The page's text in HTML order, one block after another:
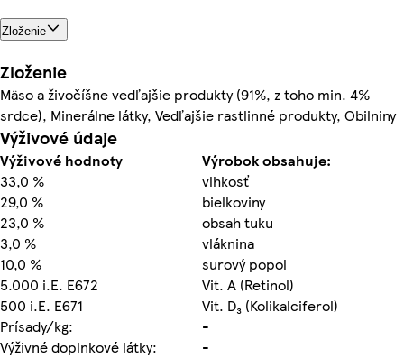
Zloženie
Zloženie
Mäso a živočíšne vedľajšie produkty (91%, z toho min. 4%
srdce), Minerálne látky, Vedľajšie rastlinné produkty, Obilniny
Výživové údaje
Výživové hodnoty
Výrobok obsahuje:
33,0 %
vlhkosť
29,0 %
bielkoviny
23,0 %
obsah tuku
3,0 %
vláknina
10,0 %
surový popol
5.000 i.E. E672
Vit. A (Retinol)
500 i.E. E671
Vit. D₃ (Kolikalciferol)
Prísady/kg:
-
Výživné doplnkové látky:
-